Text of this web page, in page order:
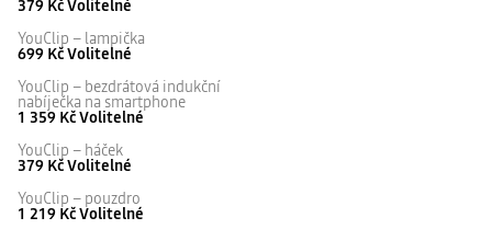
379 KčVolitelné
YouClip – lampička
699 KčVolitelné
YouClip – bezdrátová indukční
nabíječka na smartphone
1 359 KčVolitelné
YouClip – háček
379 KčVolitelné
YouClip – pouzdro
1 219 KčVolitelné